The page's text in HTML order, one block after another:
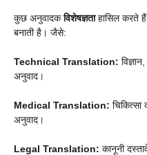
कुछ अनुवादकविशेषज्ञताहासिल करते
बनाती है। जैसे:
Technical Translation:
अनुवाद।
Medical Translation: चिकित्सा
अनुवाद।
Legal Translation: कानूनी